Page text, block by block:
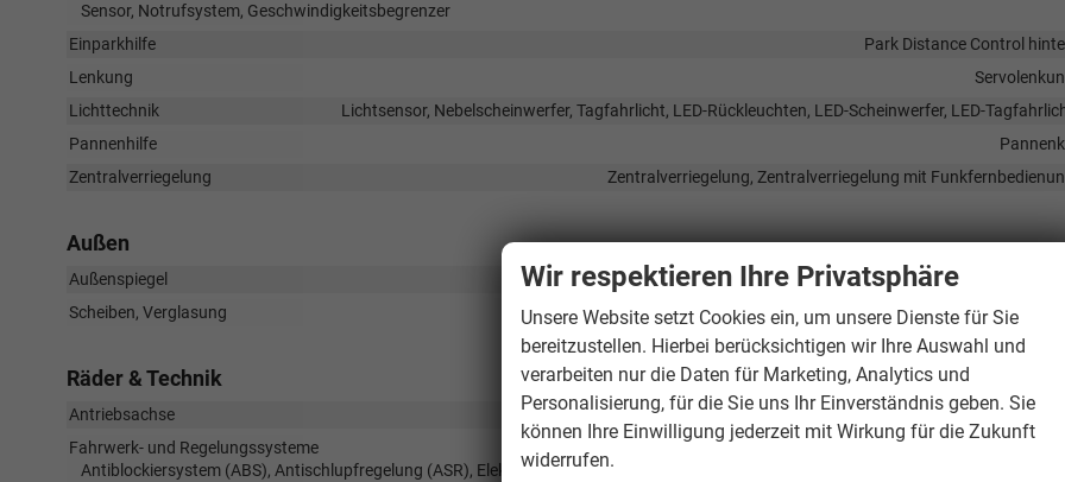
Sensor, Notrufsystem, Geschwindigkeitsbegrenzer
Einparkhilfe
Park Distance Control
Lenkung
Lichttechnik
Lichtsensor, Nebelscheinwerfer, Tagfahrlicht, LED-Rückleuchten, LED-Scheinwerfer, LED-
Pannenhilfe
Zentralverriegelung
Zentralverriegelung, Zentralverriegelung mit
Außen
Außenspiegel
Außenspiegel beheizbar, Außenspiegel elektrisch verstellbar
Scheiben, Verglasung
Getönte Scheiben
Räder & Technik
Antriebsachse
Frontantrieb
Fahrwerk- und Regelungssysteme
Antiblockiersystem (ABS), Antischlupfregelung (ASR), Elektronisches Stabilitäts-Programm (ESP), Traktionskontrolle (ASR/CTS/ETS),
Wir respektieren Ihre Privatsphäre
Unsere Website setzt Cookies ein, um unsere Dienste für Sie
bereitzustellen. Hierbei berücksichtigen wir Ihre Auswahl und
verarbeiten nur die Daten für Marketing, Analytics und
Personalisierung, für die Sie uns Ihr Einverständnis geben. Sie
können Ihre Einwilligung jederzeit mit Wirkung für die Zukunft
widerrufen.